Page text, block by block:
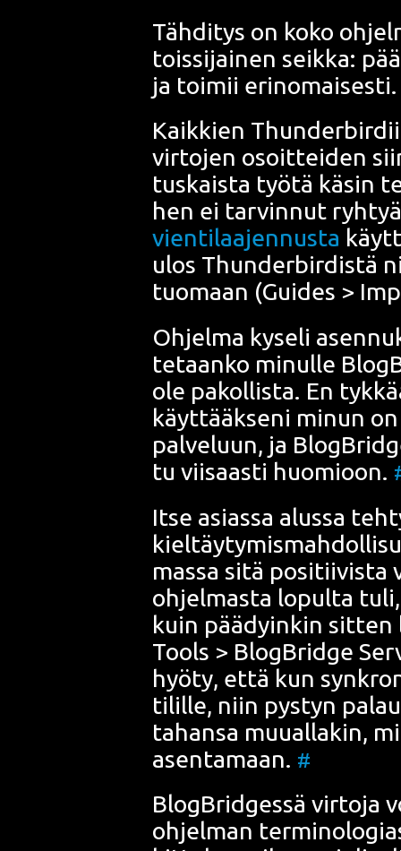
Täh­di­tys on koko
tois­si­jai­nen seik­ka:
ja toi­mii
Kaik­kien
vir­to­jen osoit­tei­den
tus­kais­ta työ­tä käsin
hen ei tar­vin­nut
vien­ti­laa­jen­nus­ta
ulos Thun­der­bir­dis­tä
tuo­maan (Gui­des >
Ohjel­ma kyse­li
te­taan­ko minul­le
ole pakol­lis­ta. En
käyt­tääk­se­ni minun
pal­ve­luun, ja
tu vii­saas­ti huo­mioon.
Itse asias­sa alus­sa
mas­sa sitä posi­tii­vis­ta
ohjel­mas­ta lopul­ta
kuin pää­dyin­kin
Tools > Blog­Brid­ge
hyö­ty, että kun
tilil­le, niin pys­tyn
tahan­sa muu­al­la­kin,
asen­ta­maan. #
Blog­Brid­ges­sä vir­to­ja
ohjel­man